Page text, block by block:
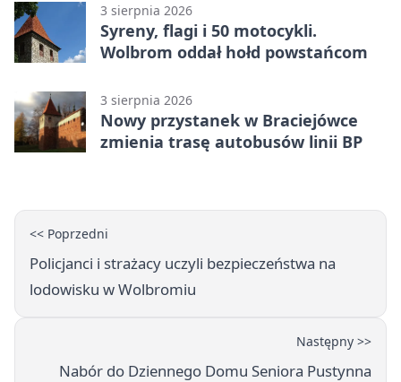
3 sierpnia 2026
Syreny, flagi i 50 motocykli.
Wolbrom oddał hołd powstańcom
3 sierpnia 2026
Nowy przystanek w Braciejówce
zmienia trasę autobusów linii BP
<< Poprzedni
Policjanci i strażacy uczyli bezpieczeństwa na
lodowisku w Wolbromiu
Następny >>
Nabór do Dziennego Domu Seniora Pustynna